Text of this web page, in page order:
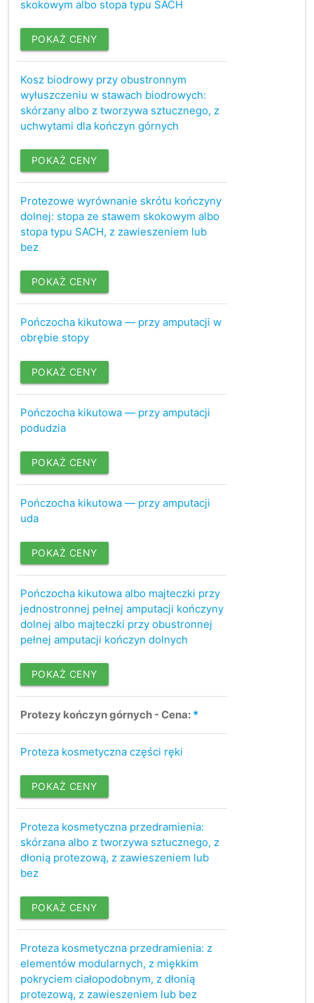
skokowym albo stopa typu SACH
POKAŻ CENY
Kosz biodrowy przy obustronnym
wyłuszczeniu w stawach biodrowych:
skórzany albo z tworzywa sztucznego, z
uchwytami dla kończyn górnych
POKAŻ CENY
Protezowe wyrównanie skrótu kończyny
dolnej: stopa ze stawem skokowym albo
stopa typu SACH, z zawieszeniem lub
bez
POKAŻ CENY
Pończocha kikutowa — przy amputacji w
obrębie stopy
POKAŻ CENY
Pończocha kikutowa — przy amputacji
podudzia
POKAŻ CENY
Pończocha kikutowa — przy amputacji
uda
POKAŻ CENY
Pończocha kikutowa albo majteczki przy
jednostronnej pełnej amputacji kończyny
dolnej albo majteczki przy obustronnej
pełnej amputacji kończyn dolnych
POKAŻ CENY
Protezy kończyn górnych - Cena: *
Proteza kosmetyczna części ręki
POKAŻ CENY
Proteza kosmetyczna przedramienia:
skórzana albo z tworzywa sztucznego, z
dłonią protezową, z zawieszeniem lub
bez
POKAŻ CENY
Proteza kosmetyczna przedramienia: z
elementów modularnych, z miękkim
pokryciem ciałopodobnym, z dłonią
protezową, z zawieszeniem lub bez